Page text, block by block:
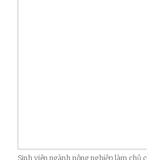
Sinh viên ngành nông nghiệp làm chủ